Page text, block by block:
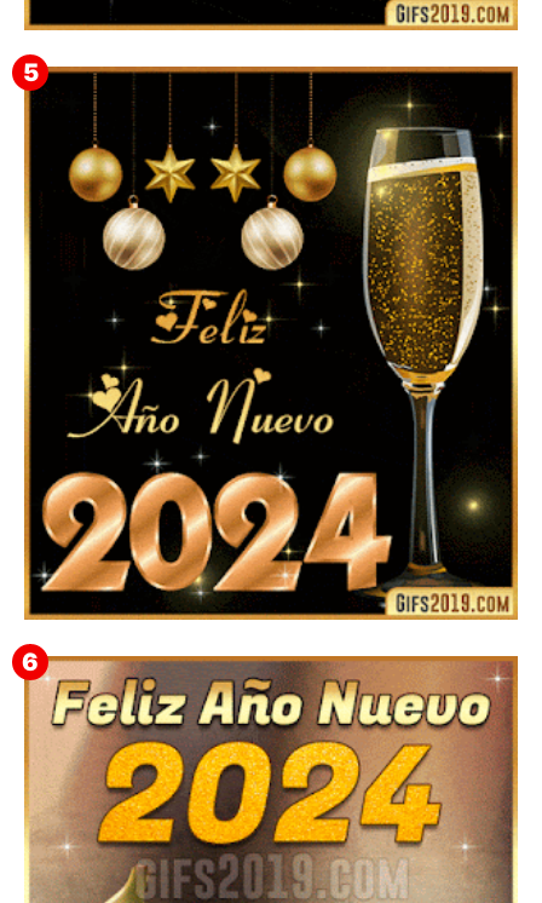
▷ Happy New Year 2026 GiF 【º‿º】
Feliz Año Nuevo 2024: Mensajes, Frases, Imágenes
GIF para Compartir en WhatsApp, Telegram e
Instagram